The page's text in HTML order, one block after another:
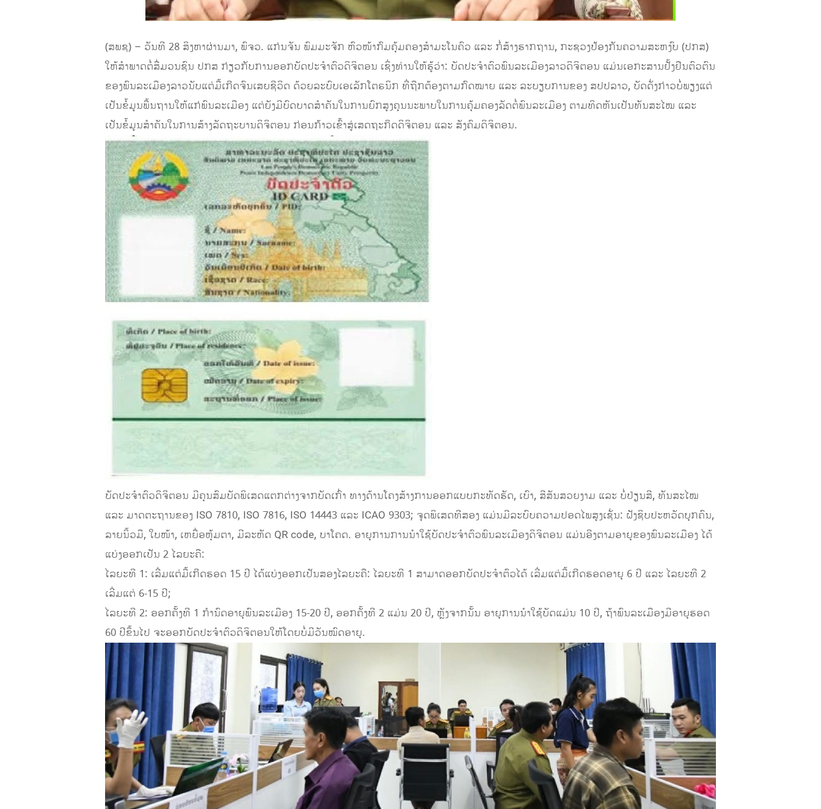
(ສພຊ) – ວັນທີ 28 ສິງຫາຜ່ານມາ, ພົຈວ. ແກ່ນຈັນ ພົມມະຈັກ ຫົວໜ້າກົມຄຸ້ມຄອງສໍາມະໂນຄົວ ແລະ ກໍ່ສ້າງຮາກຖານ, ກະຊວງປ້ອງກັນຄວາມສະຫງົບ (ປກສ)
ໃຫ້ສຳພາດຕໍ່ສື່ມວນຊົນ ປກສ ກ່ຽວກັບການອອກບັດປະຈຳຕົວດິຈິຕອນ ເຊິ່ງທ່ານໃຫ້ຮູ້ວ່າ: ບັດປະຈໍາຕົວພົນລະເມືອງລາວດິຈິຕອນ ແມ່ນເອກະສານຢັ້ງຢືນຕົວຕົນ
ຂອງພົນລະເມືອງລາວນັບແຕ່ມື້ເກີດຈົນເສຍຊີວິດ ດ້ວຍລະບົບເອເລັກໂຕຣນິກ ທີ່ຖືກຕ້ອງຕາມກົດໝາຍ ແລະ ລະບຽບການຂອງ ສປປລາວ, ບັດດັ່ງກ່າວບໍ່ພຽງແຕ່
ເປັນຂໍ້ມູນພື້ນຖານໃຫ້ແກ່ພົນລະເມືອງ ແຕ່ຍັງມີບົດບາດສໍາຄັນໃນການຍົກສູງຄຸນນະພາບໃນການຄຸ້ມຄອງລັດຕໍ່ພົນລະເມືອງ ຕາມທິດຫັນເປັນທັນສະໄໝ ແລະ
ເປັນຂໍ້ມູນສໍາຄັນໃນການສ້າງລັດຖະບານດິຈິຕອນ ກ່ອນກ້າວເຂົ້າສູ່ເສດຖະກິດດິຈິຕອນ ແລະ ສັງຄົມດິຈິຕອນ.
ບັດປະຈໍາຕົວດິຈິຕອນ ມີຄຸນສົມບັດພິເສດແຕກຕ່າງຈາກບັດເກົ່າ ທາງດ້ານໂຄງສ້າງການອອກແບບກະທັດຮັດ, ເບົາ, ສີສັນສວຍງາມ ແລະ ບໍ່ປ່ຽນສີ, ທັນສະໄໝ
ແລະ ມາດຕະຖານຂອງ ISO 7810, ISO 7816, ISO 14443 ແລະ ICAO 9303; ຈຸດພິເສດທີສອງ ແມ່ນມີລະບົບຄວາມປອດໄພສູງເຊັ່ນ: ຝັງຊິບປະຫວັດບຸກຄົນ,
ລາຍນິ້ວມື, ໃບໜ້າ, ເຫຍື່ອຫຸ້ມຕາ, ມີລະຫັດ QR code, ບາໂຄດ. ອາຍຸການການນຳໃຊ້ບັດປະຈຳຕົວພົນລະເມືອງດິຈິຕອນ ແມ່ນອີງຕາມອາຍຸຂອງພົນລະເມືອງ ໄດ້
ແບ່ງອອກເປັນ 2 ໄລຍະຄື:
ໄລຍະທີ 1: ເລີ່ມແຕ່ມື້ເກີດຮອດ 15 ປີ ໄດ້ແບ່ງອອກເປັນສອງໄລຍະຄື: ໄລຍະທີ 1 ສາມາດອອກບັດປະຈໍາຕົວໄດ້ ເລີ່ມແຕ່ມື້ເກີດຮອດອາຍຸ 6 ປີ ແລະ ໄລຍະທີ 2
ເລີ່ມແຕ່ 6-15 ປີ;
ໄລຍະທີ 2: ອອກຄັ້ງທີ 1 ກຳນົດອາຍຸພົນລະເມືອງ 15-20 ປີ, ອອກຄັ້ງທີ 2 ແມ່ນ 20 ປີ, ຫຼັງຈາກນັ້ນ ອາຍຸການນຳໃຊ້ບັດແມ່ນ 10 ປີ, ຖ້າພົນລະເມືອງມີອາຍຸຮອດ
60 ປີຂຶ້ນໄປ ຈະອອກບັດປະຈຳຕົວດິຈິຕອນໃຫ້ໂດຍບໍ່ມີວັນໝົດອາຍຸ.